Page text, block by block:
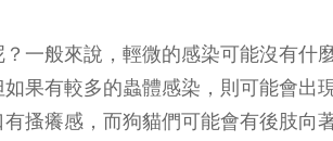
一般來說，輕微的感染可能沒有什
果有較多的蟲體感染，則可能會出
搔癢感，而狗貓們可能會有後肢向